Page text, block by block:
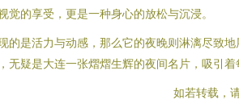
觉的享受，更是一种身心的放松与沉浸。
的是活力与动感，那么它的夜晚则淋漓尽致
无疑是大连一张熠熠生辉的夜间名片，吸引
如若转载，